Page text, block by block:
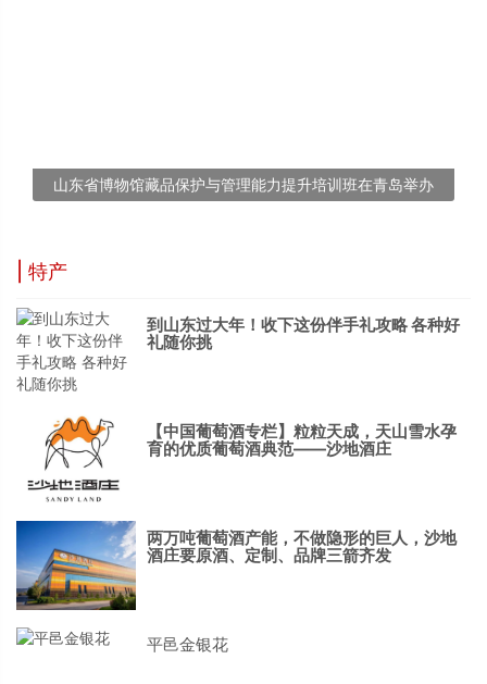
山东省博物馆藏品保护与管理能力提升培训班在青岛举办
| 特产
到山东过大年！收下这份伴手礼攻略 各种好
礼随你挑
【中国葡萄酒专栏】粒粒天成，天山雪水孕
育的优质葡萄酒典范——沙地酒庄
两万吨葡萄酒产能，不做隐形的巨人，沙地
酒庄要原酒、定制、品牌三箭齐发
平邑金银花